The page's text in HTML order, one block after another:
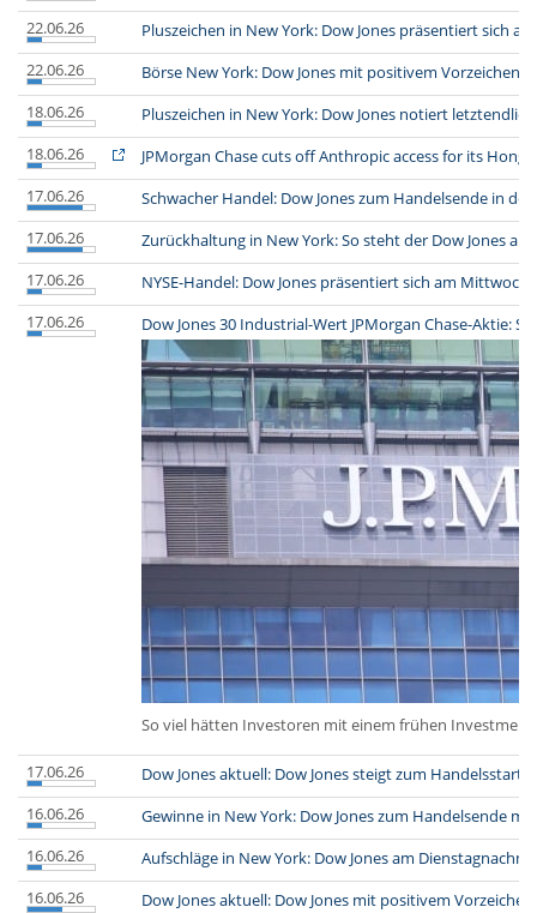
22.06.26
Pluszeichen in New York: Dow Jones präsentiert sich
22.06.26
Börse New York: Dow Jones mit positivem Vorzeichen
18.06.26
Pluszeichen in New York: Dow Jones notiert
18.06.26
JPMorgan Chase cuts off Anthropic access for its Hong
17.06.26
Schwacher Handel: Dow Jones zum Handelsende in
17.06.26
Zurückhaltung in New York: So steht der Dow Jones
17.06.26
NYSE-Handel: Dow Jones präsentiert sich am
17.06.26
Dow Jones 30 Industrial-Wert JPMorgan Chase-Aktie:
So viel hätten Investoren mit einem frühen
17.06.26 Dow Jones aktuell: Dow Jones steigt zum Handelsstart
16.06.26
Gewinne in New York: Dow Jones zum Handelsende
16.06.26
Aufschläge in New York: Dow Jones am
16.06.26
Dow Jones aktuell: Dow Jones mit positivem Vorzeichen